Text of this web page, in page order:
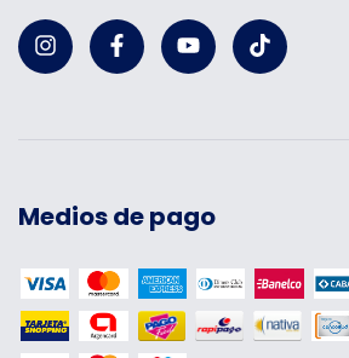
Medios de pago